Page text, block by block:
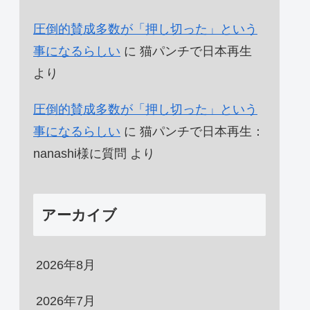
圧倒的賛成多数が「押し切った」という
事になるらしい に 猫パンチで日本再生
より
圧倒的賛成多数が「押し切った」という
事になるらしい に 猫パンチで日本再生：
nanashi様に質問 より
アーカイブ
2026年8月
2026年7月